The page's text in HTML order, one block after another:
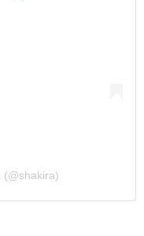
(@shakira)